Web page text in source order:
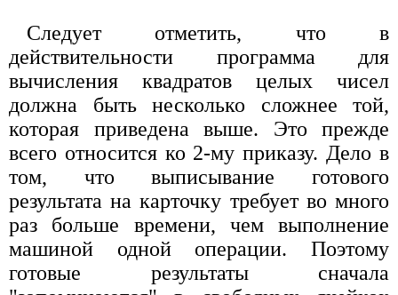
Следует отметить, что в
действительности программа для
вычисления квадратов целых чисел
должна быть несколько сложнее той,
которая приведена выше. Это прежде
всего относится ко 2-му приказу. Дело в
том, что выписывание готового
результата на карточку требует во много
раз больше времени, чем выполнение
машиной одной операции. Поэтому
готовые результаты сначала